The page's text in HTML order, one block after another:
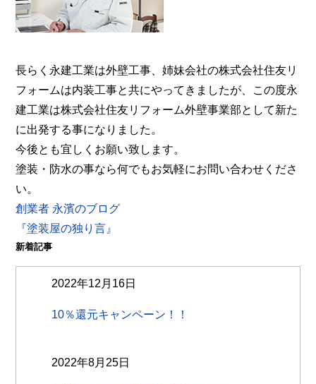
付。『後悔しない塗り替えガイドブック』無料進呈
長らく永建工業は外壁工事、姉妹会社の株式会社住友リ
フォームは内装工事と共にやってきましたが、この度永
建工業は株式会社住友リフォーム外壁事業部として新た
に出発する事になりました。
今後とも宜しくお願い致します。
塗装・防水の事なら何でもお気軽にお問い合わせくださ
い。
創業者 永濱のブログ
『塗装屋の独り言』
新着記事
2022年12月16日
10％還元キャンペーン！！
2022年8月25日